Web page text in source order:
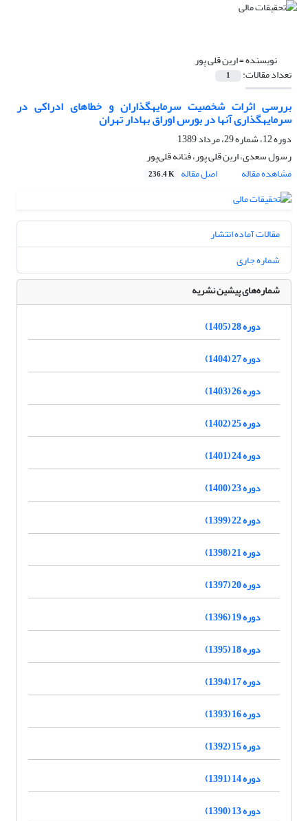
نویسنده =ارین قلی پور
تعداد مقالات: 1
بررسی اثرات شخصیت سرمایه‎گذاران و خطاهای ادراکی در
سرمایه‎گذاری آن‎ها ‌در بورس اوراق بهادار تهران
دوره 12، شماره 29، مرداد 1389
رسول سعدی، ارین قلی پور، فتانه قلی‌پور
مشاهده مقاله
اصل مقاله 236.4 K
مقالات آماده انتشار
شماره جاری
شماره‌های پیشین نشریه
دوره 28 (1405)
دوره 27 (1404)
دوره 26 (1403)
دوره 25 (1402)
دوره 24 (1401)
دوره 23 (1400)
دوره 22 (1399)
دوره 21 (1398)
دوره 20 (1397)
دوره 19 (1396)
دوره 18 (1395)
دوره 17 (1394)
دوره 16 (1393)
دوره 15 (1392)
دوره 14 (1391)
دوره 13 (1390)